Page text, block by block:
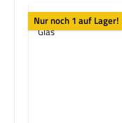
Nur noch 1 auf Lager!